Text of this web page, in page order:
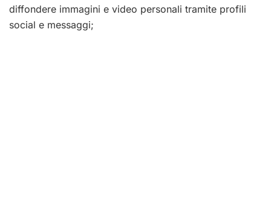
diffondere immagini e video personali tramite profili
social e messaggi;